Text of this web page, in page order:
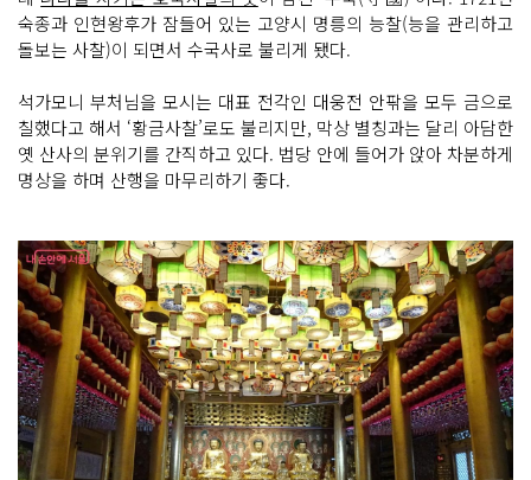
숙종과 인현왕후가 잠들어 있는 고양시 명릉의 능찰(능을 관리하고
돌보는 사찰)이 되면서 수국사로 불리게 됐다.
석가모니 부처님을 모시는 대표 전각인 대웅전 안팎을 모두 금으로
칠했다고 해서 ‘황금사찰’로도 불리지만, 막상 별칭과는 달리 아담한
옛 산사의 분위기를 간직하고 있다. 법당 안에 들어가 앉아 차분하게
명상을 하며 산행을 마무리하기 좋다.